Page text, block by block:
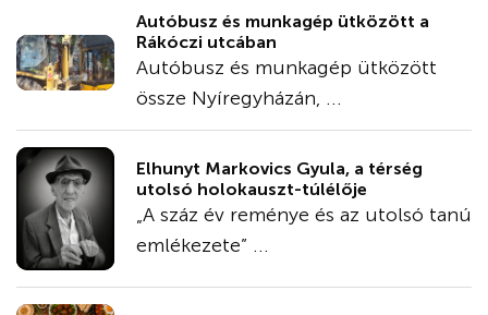
Autóbusz és munkagép ütközött a
Rákóczi utcában
Autóbusz és munkagép ütközött
össze Nyíregyházán, ...
Elhunyt Markovics Gyula, a térség
utolsó holokauszt-túlélője
„A száz év reménye és az utolsó tanú
emlékezete” ...